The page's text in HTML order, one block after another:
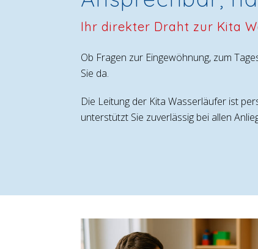
Ihr direkter Draht zur Kita
Ob Fragen zur Eingewöhnung, zum
Sie da.
Die Leitung der Kita Wasserläufer ist
unterstützt Sie zuverlässig bei allen